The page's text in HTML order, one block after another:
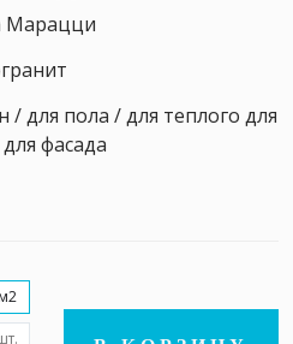
Марацци
/ для пола / для теплого для
фасада
м2